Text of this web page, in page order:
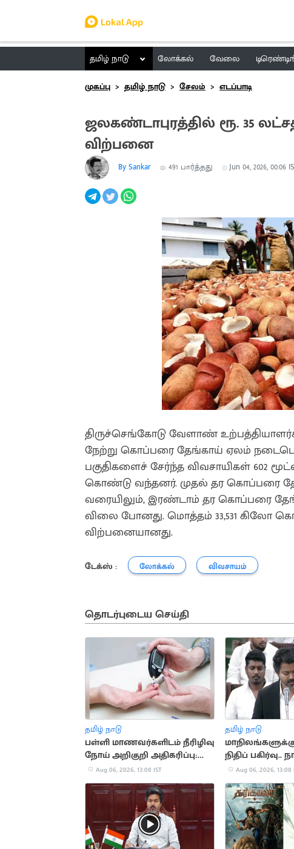
தமிழ் நாடு லோக்கல் வேலை
முகப்பு
தமிழ் நாடு சேலம் எடப்பாடி
ஜலகண்டாபுரத்தில் ரூ. 35
விற்பனை
By Sankar 491 பார்த்தது Jun 04, 2026, 00:06
திருச்செங்கோடு வேளாண்
நேற்று கொப்பரை தேங்காய் ஏலம்
பகுதிகளைச் சேர்ந்த விவசாயிகள் 602
கொண்டு வந்தனர். முதல் தர கொப்பரை
வரையிலும், இரண்டாம் தர கொப்பரை
விலை போனது. மொத்தம் 33,531 கிலோ
விற்பனையானது.
டேக்ஸ் : லோக்கல் விவசாயம்
தொடர்புடைய செய்தி
தமிழ் நாடு
பள்ளி மாணவர்களிடம் நீரிழிவு
நோய் அறிகுறி அதிகரிப்பு:
அதிர்ச்சி தகவல்
Aug 06, 2026, 13:08 IST
தமிழ் நாடு
நிதிப் பகிர்வு..
தீர்மானம்
Aug 06, 2026, 13:08